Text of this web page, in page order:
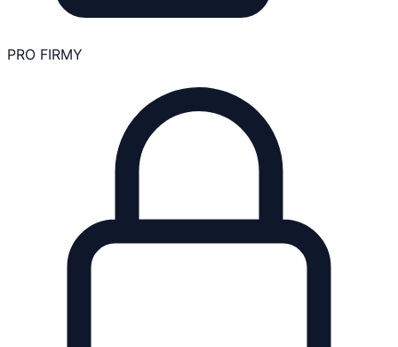
PRO FIRMY